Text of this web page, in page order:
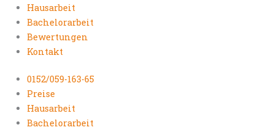
Hausarbeit
Bachelorarbeit
Bewertungen
Kontakt
0152/059-163-65
Preise
Hausarbeit
Bachelorarbeit